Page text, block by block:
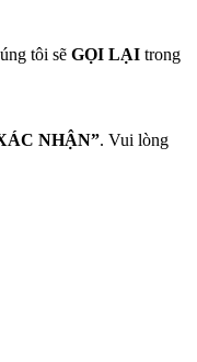
tôi sẽ GỌI LẠI trong
NHẬN”. Vui lòng